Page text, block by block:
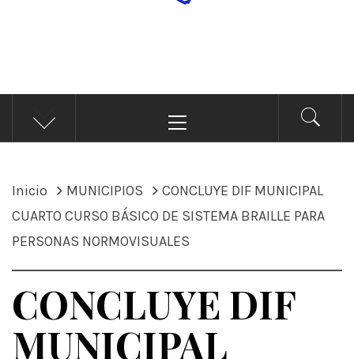
ÁNDALE NOTICIAS
Noticias
principal
Inicio MUNICIPIOS
CONCLUYE DIF MUNICIPAL
CUARTO CURSO BÁSICO DE SISTEMA BRAILLE PARA
PERSONAS NORMOVISUALES
CONCLUYE DIF
MUNICIPAL